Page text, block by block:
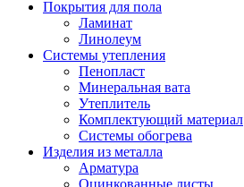
Покрытия для пола
Ламинат
Линолеум
Системы утепления
Пенопласт
Минеральная вата
Утеплитель
Комплектующий материал
Системы обогрева
Изделия из металла
Арматура
Оцинкованные листы